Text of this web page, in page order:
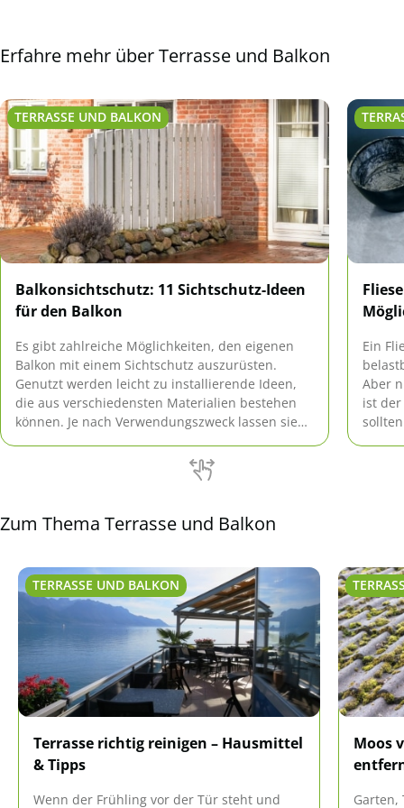
Erfahre mehr über Terrasse und Balkon
TERRASSE UND BALKON
Balkonsichtschutz: 11 Sichtschutz-Ideen
für den Balkon
Es gibt zahlreiche Möglichkeiten, den eigenen
Balkon mit einem Sichtschutz auszurüsten.
Genutzt werden leicht zu installierende Ideen,
die aus verschiedensten Materialien bestehen
können. Je nach Verwendungszweck lassen sie
Seitensichtschutz verwenden.
Ein
Aber
ist
Zum Thema Terrasse und Balkon
TERRASSE UND BALKON
Terrasse richtig reinigen – Hausmittel
& Tipps
Wenn der Frühling vor der Tür steht und
Moos
Garten,